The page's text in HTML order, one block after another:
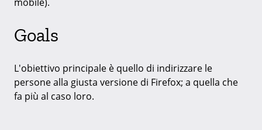
Goals
L'obiettivo principale è quello di indirizzare le
persone alla giusta versione di Firefox; a quella che
fa più al caso loro.